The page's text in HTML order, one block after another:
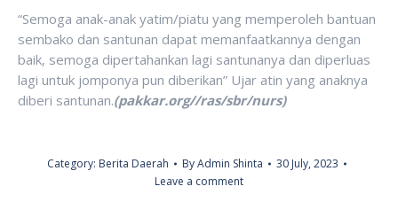
“Semoga anak-anak yatim/piatu yang memperoleh bantuan
sembako dan santunan dapat memanfaatkannya dengan
baik, semoga dipertahankan lagi santunanya dan diperluas
lagi untuk jomponya pun diberikan” Ujar atin yang anaknya
diberi santunan.(pakkar.org//ras/sbr/nurs)
Category: Berita Daerah ByAdmin Shinta
30 July, 2023
Leave a comment